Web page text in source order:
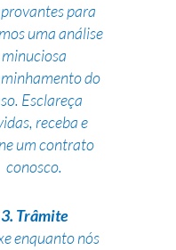
para
uma análise
minuciosa
do
Esclareça
receba e
um contrato
conosco.
3. Trâmite
enquanto nós